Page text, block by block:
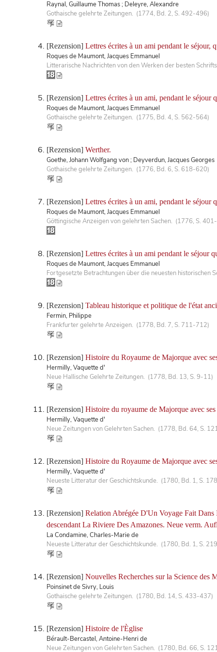
Raynal, Guillaume Thomas ; Deleyre, Alexandre
Gothaische gelehrte Zeitungen. (1774, Bd. 2, S. 492-496)
[Rezension] Lettres écrites à un ami pendant le séjour,
Roques de Maumont, Jacques Emmanuel
Litterarische Nachrichten von den Werken der besten
[Rezension] Lettres écrites à un ami, pendant le séjour
Roques de Maumont, Jacques Emmanuel
Gothaische gelehrte Zeitungen. (1775, Bd. 4, S. 562-564)
[Rezension] Werther.
Goethe, Johann Wolfgang von ; Deyverdun, Jacques Georges
Gothaische gelehrte Zeitungen. (1776, Bd. 6, S. 618-620)
[Rezension] Lettres écrites à un ami, pendant le séjour
Roques de Maumont, Jacques Emmanuel
Göttingische Anzeigen von gelehrten Sachen. (1776, S.
[Rezension] Lettres écrites à un ami pendant le séjour
Roques de Maumont, Jacques Emmanuel
Fortgesetzte Betrachtungen über die neuesten historischen
[Rezension] Tableau historique et politique de l'état
Fermin, Philippe
Frankfurter gelehrte Anzeigen. (1778, Bd. 7, S. 711-712)
[Rezension] Histoire du Royaume de Majorque avec
Hermilly, Vaquette d'
Neue Hallische Gelehrte Zeitungen. (1778, Bd. 13, S. 9-11)
[Rezension] Histoire du royaume de Majorque avec ses
Hermilly, Vaquette d'
Neue Zeitungen von Gelehrten Sachen. (1778, Bd. 64, S.
[Rezension] Histoire du Royaume de Majorque avec
Hermilly, Vaquette d'
Neueste Litteratur der Geschichtskunde. (1780, Bd. 1, S.
[Rezension] Relation Abrégée D'Un Voyage Fait
descendant La Riviere Des Amazones. Neue verm.
La Condamine, Charles-Marie de
Neueste Litteratur der Geschichtskunde. (1780, Bd. 1, S.
[Rezension] Nouvelles Recherches sur la Science des
Poinsinet de Sivry, Louis
Gothaische gelehrte Zeitungen. (1780, Bd. 14, S. 433-437)
[Rezension] Histoire de l'Èglise
Bérault-Bercastel, Antoine-Henri de
Neue Zeitungen von Gelehrten Sachen. (1780, Bd. 66, S.